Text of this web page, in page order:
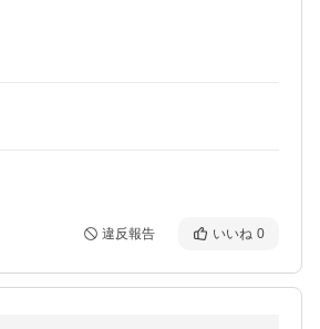
違反報告 いいね 0